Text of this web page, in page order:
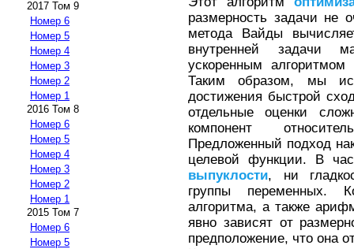
2017 Том 9
Номер 6
Номер 5
Номер 4
Номер 3
Номер 2
Номер 1
2016 Том 8
Номер 6
Номер 5
Номер 4
Номер 3
Номер 2
Номер 1
2015 Том 7
Номер 6
Номер 5
размерность задачи не
метода Вайды
внутренней задачи
ускоренным
Таким образом, мы
достижения быстрой
отдельные оценки
компонент
Предложенный подход
целевой функции. В
выпуклости, ни
группы переменных.
алгоритма, а также
явно зависят от
предположение, что она